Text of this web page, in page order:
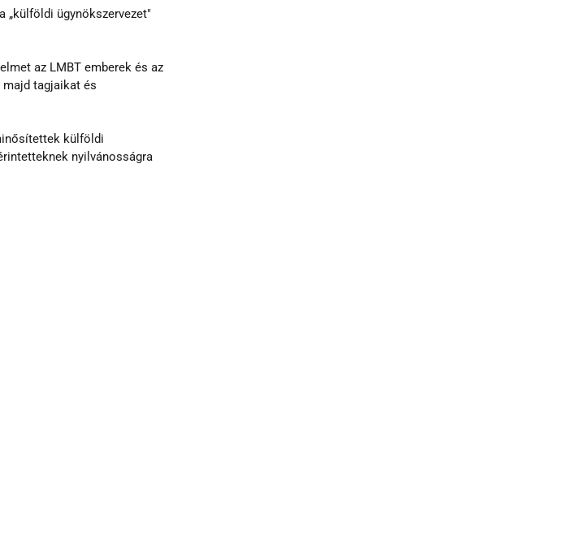
„külföldi ügynökszervezet"
az LMBT emberek és az
tagjaikat és
külföldi
nyilvánosságra